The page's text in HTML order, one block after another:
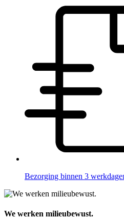
Bezorging binnen 3
We werken milieubewust.